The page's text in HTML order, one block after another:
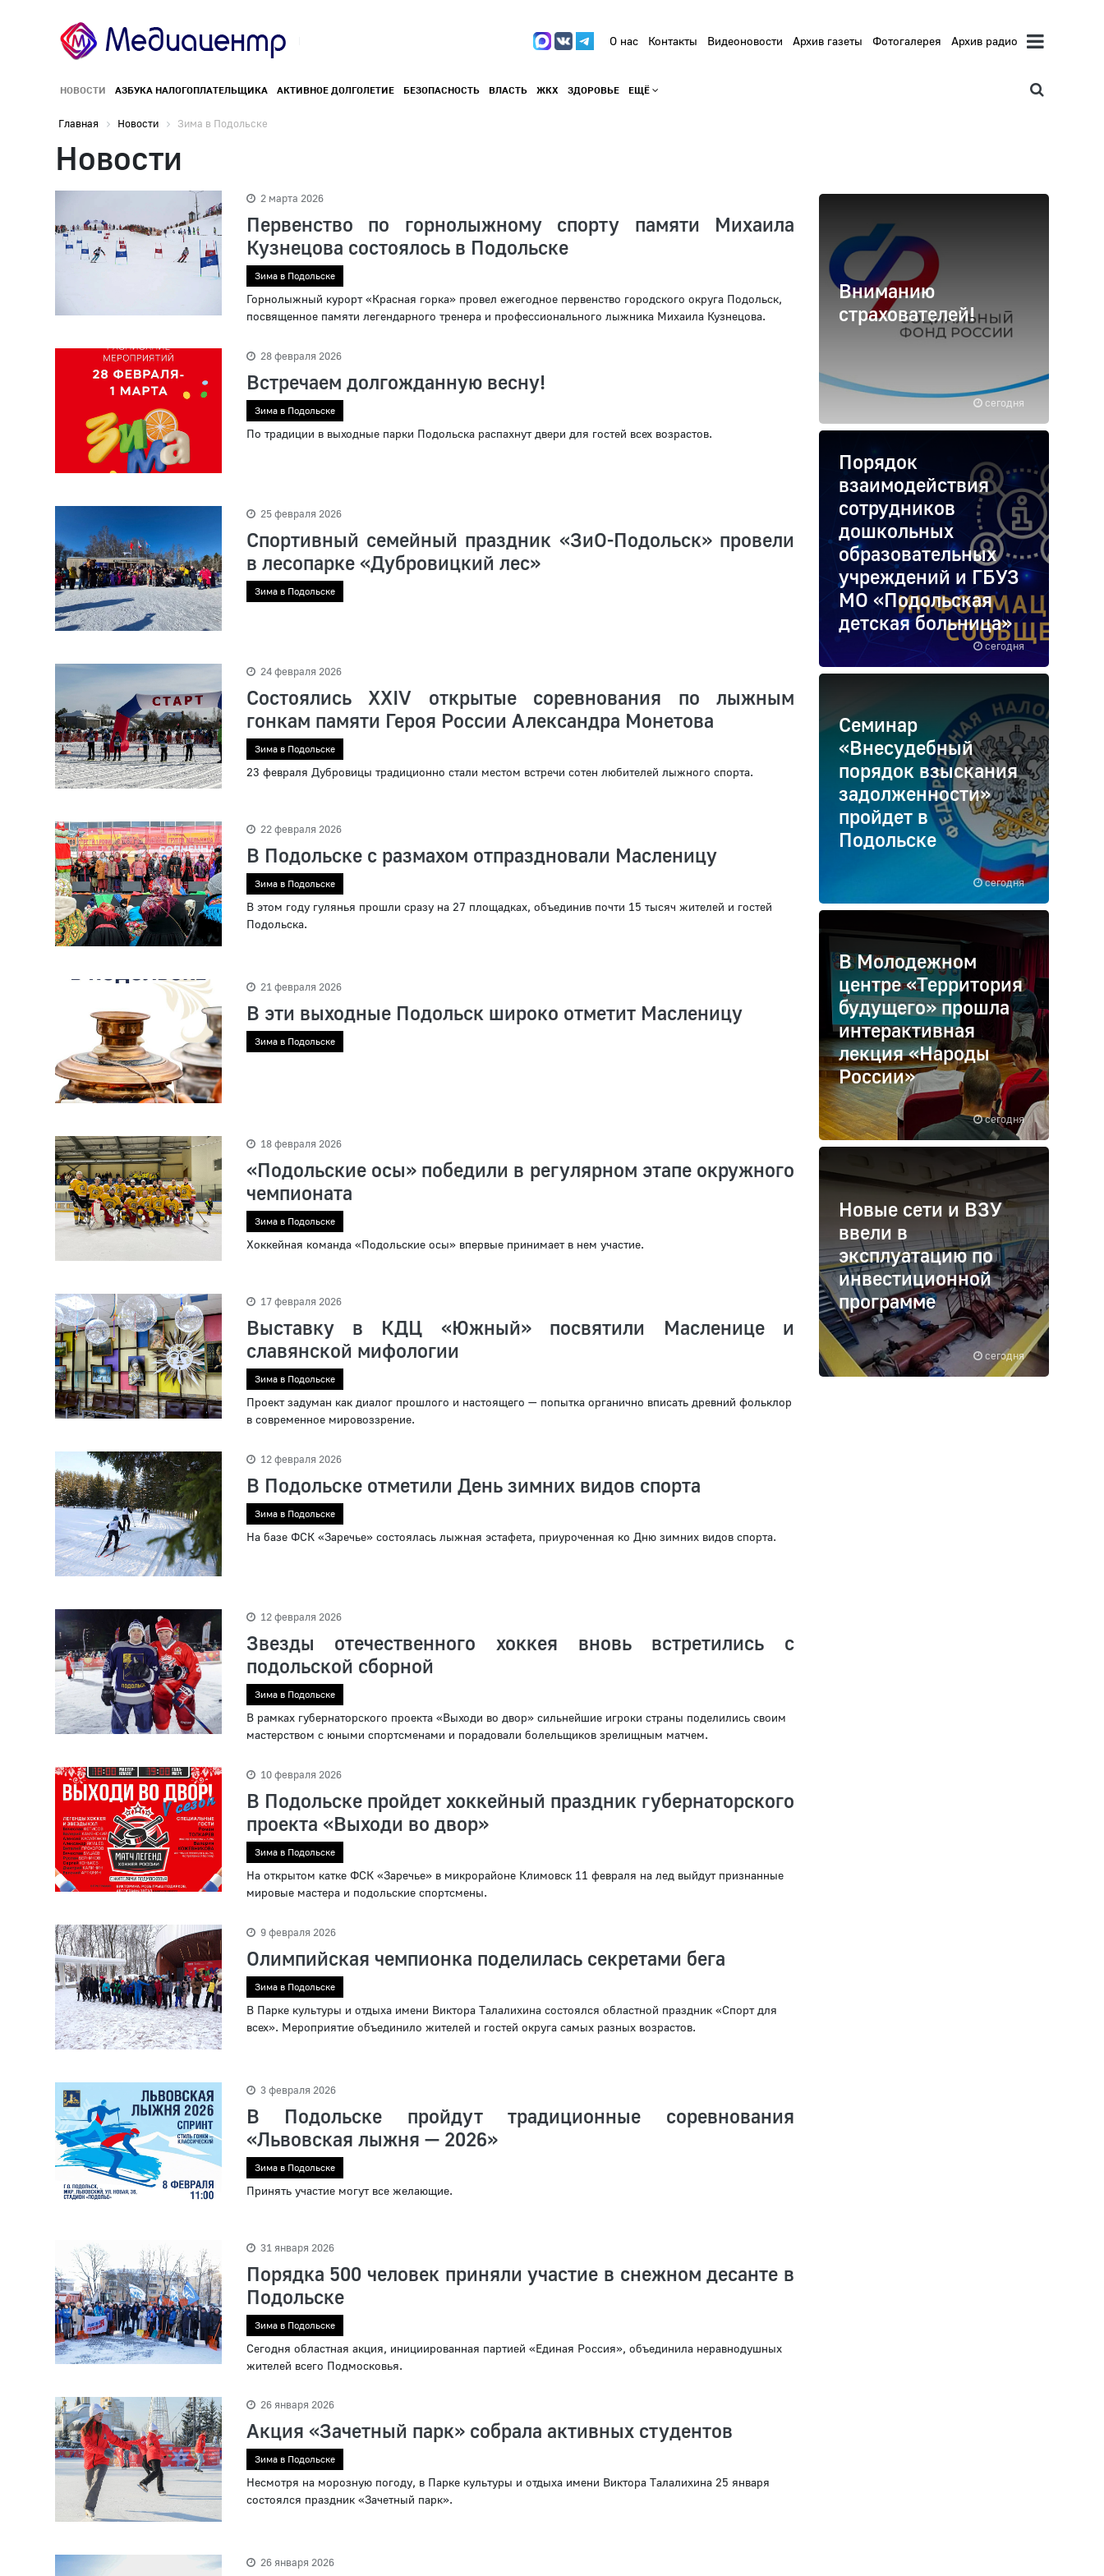
О нас Контакты Видеоновости Архив газеты Фотогалерея Архив радио
НОВОСТИ АЗБУКА НАЛОГОПЛАТЕЛЬЩИКА АКТИВНОЕ ДОЛГОЛЕТИЕ БЕЗОПАСНОСТЬ ВЛАСТЬ ЖКХ ЗДОРОВЬЕ ЕЩЁ
Главная Новости Зима в Подольске
Новости
2 марта 2026
Первенство по горнолыжному спорту памяти Михаила
Кузнецова состоялось в Подольске
Зима в Подольске
Горнолыжный курорт «Красная горка» провел ежегодное первенство городского округа Подольск,
посвященное памяти легендарного тренера и профессионального лыжника Михаила Кузнецова.
28 февраля 2026
Встречаем долгожданную весну!
Зима в Подольске
По традиции в выходные парки Подольска распахнут двери для гостей всех возрастов.
25 февраля 2026
Спортивный семейный праздник «ЗиО-Подольск» провели
в лесопарке «Дубровицкий лес»
Зима в Подольске
24 февраля 2026
Состоялись XXIV открытые соревнования по лыжным
гонкам памяти Героя России Александра Монетова
Зима в Подольске
23 февраля Дубровицы традиционно стали местом встречи сотен любителей лыжного спорта.
22 февраля 2026
В Подольске с размахом отпраздновали Масленицу
Зима в Подольске
В этом году гулянья прошли сразу на 27 площадках, объединив почти 15 тысяч жителей и гостей
Подольска.
21 февраля 2026
В эти выходные Подольск широко отметит Масленицу
Зима в Подольске
18 февраля 2026
«Подольские осы» победили в регулярном этапе окружного
чемпионата
Зима в Подольске
Хоккейная команда «Подольские осы» впервые принимает в нем участие.
17 февраля 2026
Выставку в КДЦ «Южный» посвятили Масленице и
славянской мифологии
Зима в Подольске
Проект задуман как диалог прошлого и настоящего — попытка органично вписать древний фольклор
в современное мировоззрение.
12 февраля 2026
В Подольске отметили День зимних видов спорта
Зима в Подольске
На базе ФСК «Заречье» состоялась лыжная эстафета, приуроченная ко Дню зимних видов спорта.
12 февраля 2026
Звезды отечественного хоккея вновь встретились с
подольской сборной
Зима в Подольске
В рамках губернаторского проекта «Выходи во двор» сильнейшие игроки страны поделились своим
мастерством с юными спортсменами и порадовали болельщиков зрелищным матчем.
10 февраля 2026
В Подольске пройдет хоккейный праздник губернаторского
проекта «Выходи во двор»
Зима в Подольске
На открытом катке ФСК «Заречье» в микрорайоне Климовск 11 февраля на лед выйдут признанные
мировые мастера и подольские спортсмены.
9 февраля 2026
Олимпийская чемпионка поделилась секретами бега
Зима в Подольске
В Парке культуры и отдыха имени Виктора Талалихина состоялся областной праздник «Спорт для
всех». Мероприятие объединило жителей и гостей округа самых разных возрастов.
3 февраля 2026
В Подольске пройдут традиционные соревнования
«Львовская лыжня — 2026»
Зима в Подольске
Принять участие могут все желающие.
31 января 2026
Порядка 500 человек приняли участие в снежном десанте в
Подольске
Зима в Подольске
Сегодня областная акция, инициированная партией «Единая Россия», объединила неравнодушных
жителей всего Подмосковья.
26 января 2026
Акция «Зачетный парк» собрала активных студентов
Зима в Подольске
Несмотря на морозную погоду, в Парке культуры и отдыха имени Виктора Талалихина 25 января
состоялся праздник «Зачетный парк».
26 января 2026
сегодня
Вниманию
страхователей!
сегодня
Порядок
взаимодействия
сотрудников
дошкольных
образовательных
учреждений и ГБУЗ
МО «Подольская
детская больница»
сегодня
Семинар
«Внесудебный
порядок взыскания
задолженности»
пройдет в
Подольске
сегодня
В Молодежном
центре «Территория
будущего» прошла
интерактивная
лекция «Народы
России»
сегодня
Новые сети и ВЗУ
ввели в
эксплуатацию по
инвестиционной
программе